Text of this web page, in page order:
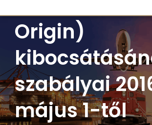
Origin)
szabályai
május 1-től